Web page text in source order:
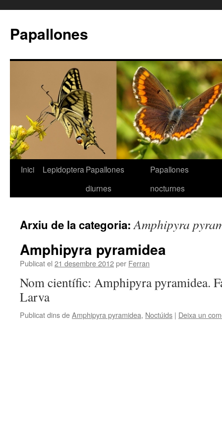
Papallones
Vés
Inici Lepidoptera Papallones
diurnes
Papallones
nocturnes
Arxiu de la categoria:Amphipyra
Amphipyra pyramidea
Publicat el 21 desembre 2012per Ferran
Nom científic: Amphipyra pyramidea.
Larva
Publicat dins deAmphipyra pyramidea, Noctúids | Deixa un